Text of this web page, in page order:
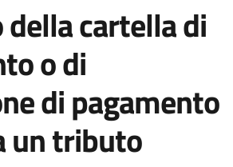
della cartella di
o di
di pagamento
un tributo